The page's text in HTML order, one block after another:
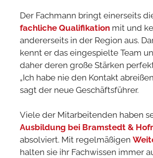
Der Fachmann bringt einerseits
fachliche Qualifikation mit und
andererseits in der Region aus.
kennt er das eingespielte Team
daher deren große Stärken
„Ich habe nie den Kontakt abreißen
sagt der neue Geschäftsführer.
Viele der Mitarbeitenden haben
Ausbildung bei Bramstedt &
absolviert. Mit regelmäßigen
halten sie ihr Fachwissen immer